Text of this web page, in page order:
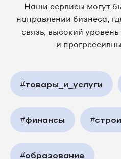
Наши сервисы могут
направлении бизнеса,
связь, высокий
и
#товары_и_услуги
#финансы
#образование